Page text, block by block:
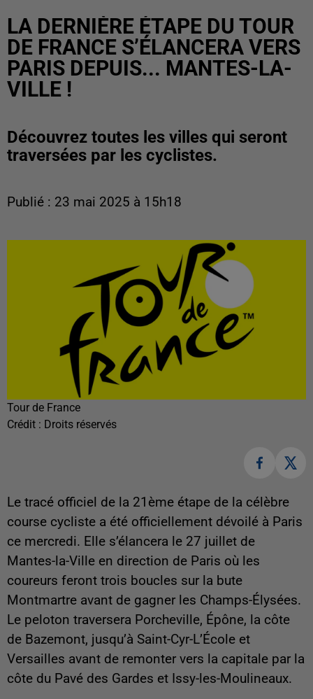
LA DERNIÈRE ÉTAPE DU TOUR
DE FRANCE S’ÉLANCERA VERS
PARIS DEPUIS... MANTES-LA-
VILLE !
Découvrez toutes les villes qui seront
traversées par les cyclistes.
Publié : 23 mai 2025 à 15h18
Tour de France
Crédit : Droits réservés
Le tracé officiel de la 21ème étape de la célèbre
course cycliste a été officiellement dévoilé à Paris
ce mercredi. Elle s’élancera le 27 juillet de
Mantes-la-Ville en direction de Paris où les
coureurs feront trois boucles sur la bute
Montmartre avant de gagner les Champs-Élysées.
Le peloton traversera Porcheville, Épône, la côte
de Bazemont, jusqu’à Saint-Cyr-L’École et
Versailles avant de remonter vers la capitale par la
côte du Pavé des Gardes et Issy-les-Moulineaux.